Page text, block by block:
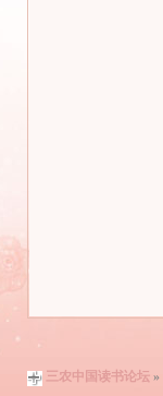
三农中国读书论坛 »